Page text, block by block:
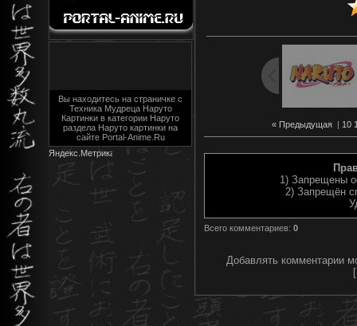
Вы находитесь на страничке с
Техника Мудреца Наруто
Картинки в категории Наруто
раздела Наруто картинки на
сайте Portal-Anime.Ru
« Предыдущая| 10
1) Запрещены
2) Запрещён
Всего комментариев: 0
Добавлять комментарии